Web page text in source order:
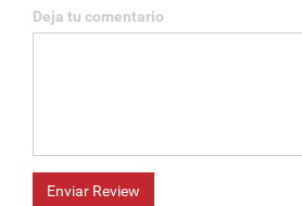
Deja tu comentario
Enviar Review